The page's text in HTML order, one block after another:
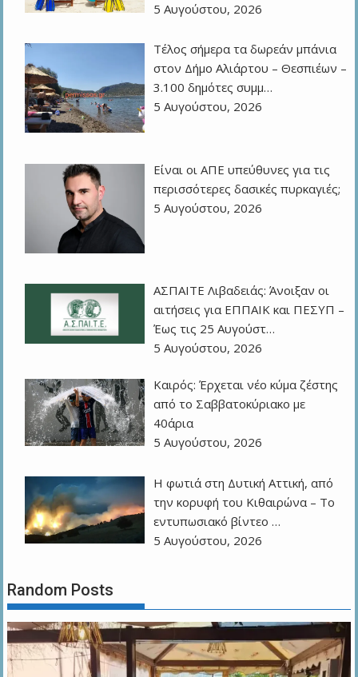
5 Αυγούστου, 2026
Τέλος σήμερα τα δωρεάν μπάνια
στον Δήμο Αλιάρτου – Θεσπιέων –
3.100 δημότες συμμ…
5 Αυγούστου, 2026
Eίναι οι ΑΠΕ υπεύθυνες για τις
περισσότερες δασικές πυρκαγιές;
5 Αυγούστου, 2026
ΑΣΠΑΙΤΕ Λιβαδειάς: Άνοιξαν οι
αιτήσεις για ΕΠΠΑΙΚ και ΠΕΣΥΠ –
Έως τις 25 Αυγούστ…
5 Αυγούστου, 2026
Καιρός: Έρχεται νέο κύμα ζέστης
από το Σαββατοκύριακο με
40άρια
5 Αυγούστου, 2026
Η φωτιά στη Δυτική Αττική, από
την κορυφή του Κιθαιρώνα – Το
εντυπωσιακό βίντεο …
5 Αυγούστου, 2026
Random Posts